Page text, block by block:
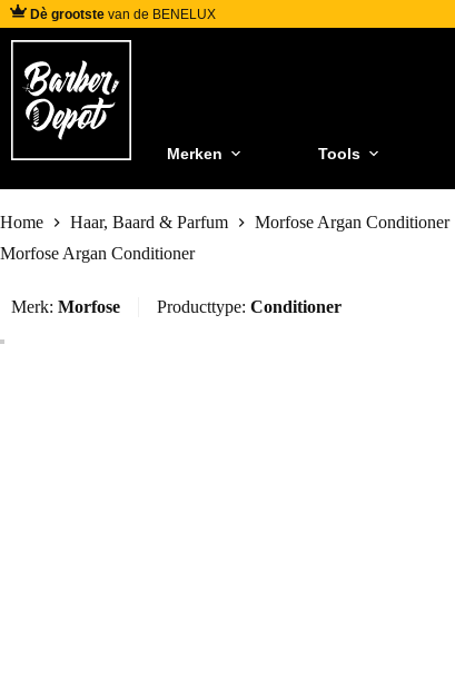
Dè grootste van de BENELUX
Merken Tools
Home Haar, Baard & Parfum
Morfose Argan Conditioner
Morfose Argan Conditioner
Merk: Morfose Producttype: Conditioner